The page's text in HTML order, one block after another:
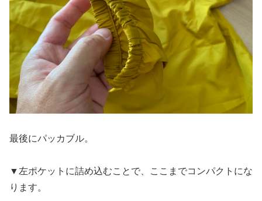
最後にパッカブル。
▼左ポケットに詰め込むことで、ここまでコンパクトにな
ります。